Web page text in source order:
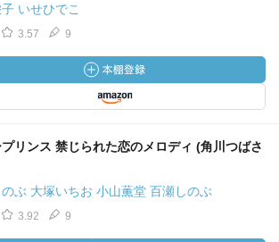
いせひでこ
3.57 9
プリンス 禁じられた恋のメロディ (角川つばさ
ぶ 大塚いちお 小山薫堂 百瀬しのぶ
3.92 9